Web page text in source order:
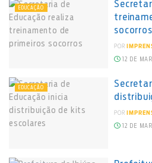
EDUCAÇÃO
socorros
POR
12 DE
EDUCAÇÃO
POR
12 DE